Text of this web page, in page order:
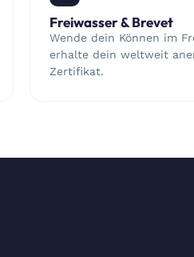
Freiwasser & Brevet
Wende dein Können im
erhalte dein weltweit
Zertifikat.